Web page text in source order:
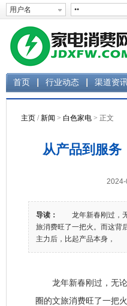
首页 行业动态 渠道资
主页 /新闻 > 白色家电 > 正文
从产品到服务
导读：
龙年新春刚过，无
旅消费旺了一把火。而这背
主力后，比起产品本身，
龙年新春刚过，无论
圈的文旅消费旺了一把